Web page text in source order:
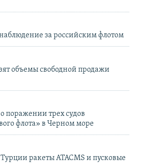
за российским флотом
объемы свободной продажи
поражении трех судов
флота» в Черном море
ракеты ATACMS и пусковые